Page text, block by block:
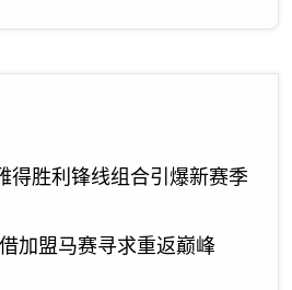
得胜利锋线组合引爆新赛季
加盟马赛寻求重返巅峰